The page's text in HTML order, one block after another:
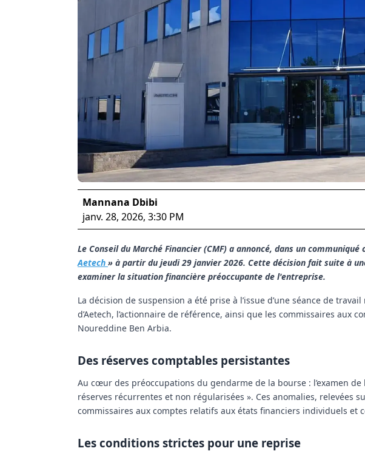
Mannana Dbibi
janv. 28, 2026, 3:30 PM
Le Conseil du Marché Financier (CMF) a annoncé, dans un
Aetech » à partir du jeudi 29 janvier 2026. Cette décision fait suite à
examiner la situation financière préoccupante de l'entreprise.
La décision de suspension a été prise à l’issue d’une séance de
d’Aetech, l’actionnaire de référence, ainsi que les commissaires aux
Noureddine Ben Arbia.
Des réserves comptables persistantes
Au cœur des préoccupations du gendarme de la bourse : l’examen
réserves récurrentes et non régularisées ». Ces anomalies, relevées
commissaires aux comptes relatifs aux états financiers individuels et
Les conditions strictes pour une reprise